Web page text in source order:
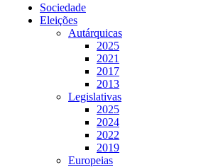
Sociedade
Eleições
Autárquicas
2025
2021
2017
2013
Legislativas
2025
2024
2022
2019
Europeias